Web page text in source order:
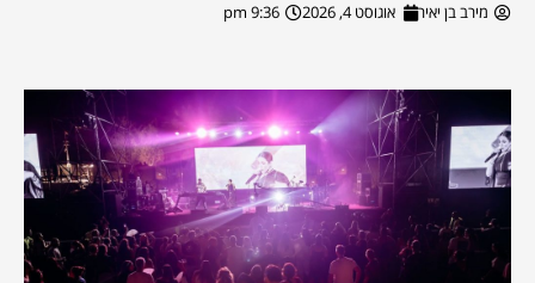
מירב בן יאיר אוגוסט 4, 2026 9:36 pm